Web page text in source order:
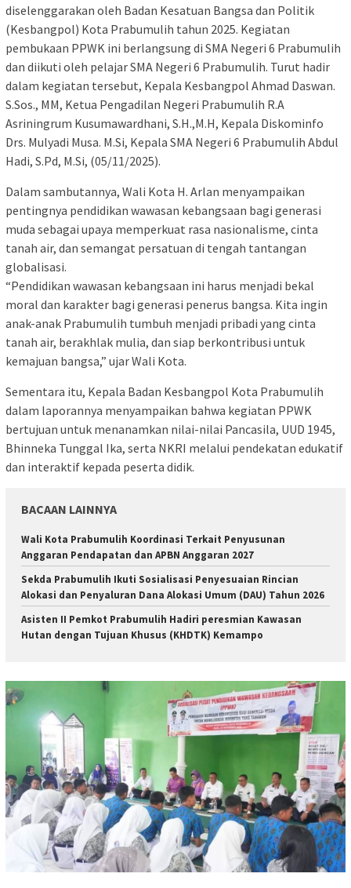
diselenggarakan oleh Badan Kesatuan Bangsa dan Politik
(Kesbangpol) Kota Prabumulih tahun 2025. Kegiatan
pembukaan PPWK ini berlangsung di SMA Negeri 6 Prabumulih
dan diikuti oleh pelajar SMA Negeri 6 Prabumulih. Turut hadir
dalam kegiatan tersebut, Kepala Kesbangpol Ahmad Daswan.
S.Sos., MM, Ketua Pengadilan Negeri Prabumulih R.A
Asriningrum Kusumawardhani, S.H.,M.H, Kepala Diskominfo
Drs. Mulyadi Musa. M.Si, Kepala SMA Negeri 6 Prabumulih Abdul
Hadi, S.Pd, M.Si, (05/11/2025).
Dalam sambutannya, Wali Kota H. Arlan menyampaikan
pentingnya pendidikan wawasan kebangsaan bagi generasi
muda sebagai upaya memperkuat rasa nasionalisme, cinta
tanah air, dan semangat persatuan di tengah tantangan
globalisasi.
“Pendidikan wawasan kebangsaan ini harus menjadi bekal
moral dan karakter bagi generasi penerus bangsa. Kita ingin
anak-anak Prabumulih tumbuh menjadi pribadi yang cinta
tanah air, berakhlak mulia, dan siap berkontribusi untuk
kemajuan bangsa,” ujar Wali Kota.
Sementara itu, Kepala Badan Kesbangpol Kota Prabumulih
dalam laporannya menyampaikan bahwa kegiatan PPWK
bertujuan untuk menanamkan nilai-nilai Pancasila, UUD 1945,
Bhinneka Tunggal Ika, serta NKRI melalui pendekatan edukatif
dan interaktif kepada peserta didik.
BACAAN LAINNYA
Wali Kota Prabumulih Koordinasi Terkait Penyusunan
Anggaran Pendapatan dan APBN Anggaran 2027
Sekda Prabumulih Ikuti Sosialisasi Penyesuaian Rincian
Alokasi dan Penyaluran Dana Alokasi Umum (DAU) Tahun 2026
Asisten II Pemkot Prabumulih Hadiri peresmian Kawasan
Hutan dengan Tujuan Khusus (KHDTK) Kemampo